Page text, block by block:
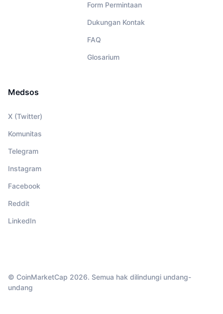
Form Permintaan
Dukungan Kontak
FAQ
Glosarium
Medsos
X (Twitter)
Komunitas
Telegram
Instagram
Facebook
Reddit
LinkedIn
© CoinMarketCap 2026. Semua hak dilindungi undang-
undang